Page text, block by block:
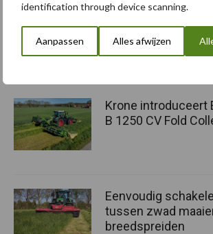
identification through device scanning.
Aanpassen Alles afwijzen
Krone EasyCut R
met transportvijzel
Krone introduceert
B 1250 CV Fold
Eenvoudig
tussen zwad
breedspreiden